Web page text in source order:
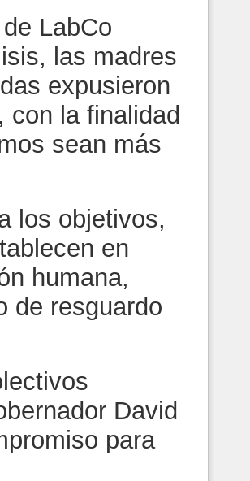
LabCo
las madres
expusieron
con la finalidad
sean más
los objetivos,
en
humana,
de resguardo
David
para